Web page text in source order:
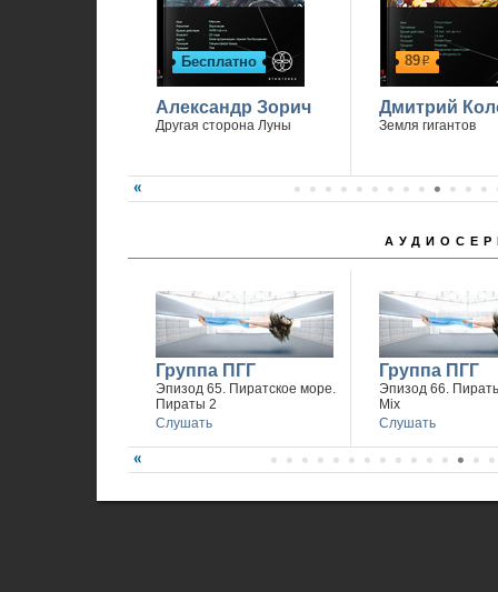
Бесплатно
Александр Зорич
Другая сторона Луны
89р
Дмитрий
Земля гигантов
Группа ПГГ
Эпизод 65. Пиратское море.
Пираты 2
Слушать
Группа ПГГ
Эпизод 66.
Mix
Слушать